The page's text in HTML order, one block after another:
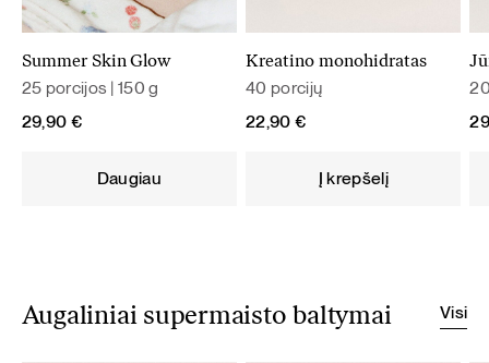
Summer Skin Glow
25 porcijos | 150 g
29,90 €
Daugiau
Kreatino monohidratas
40 porcijų
22,90 €
Į krepšelį
Augaliniai supermaisto baltymai Visi